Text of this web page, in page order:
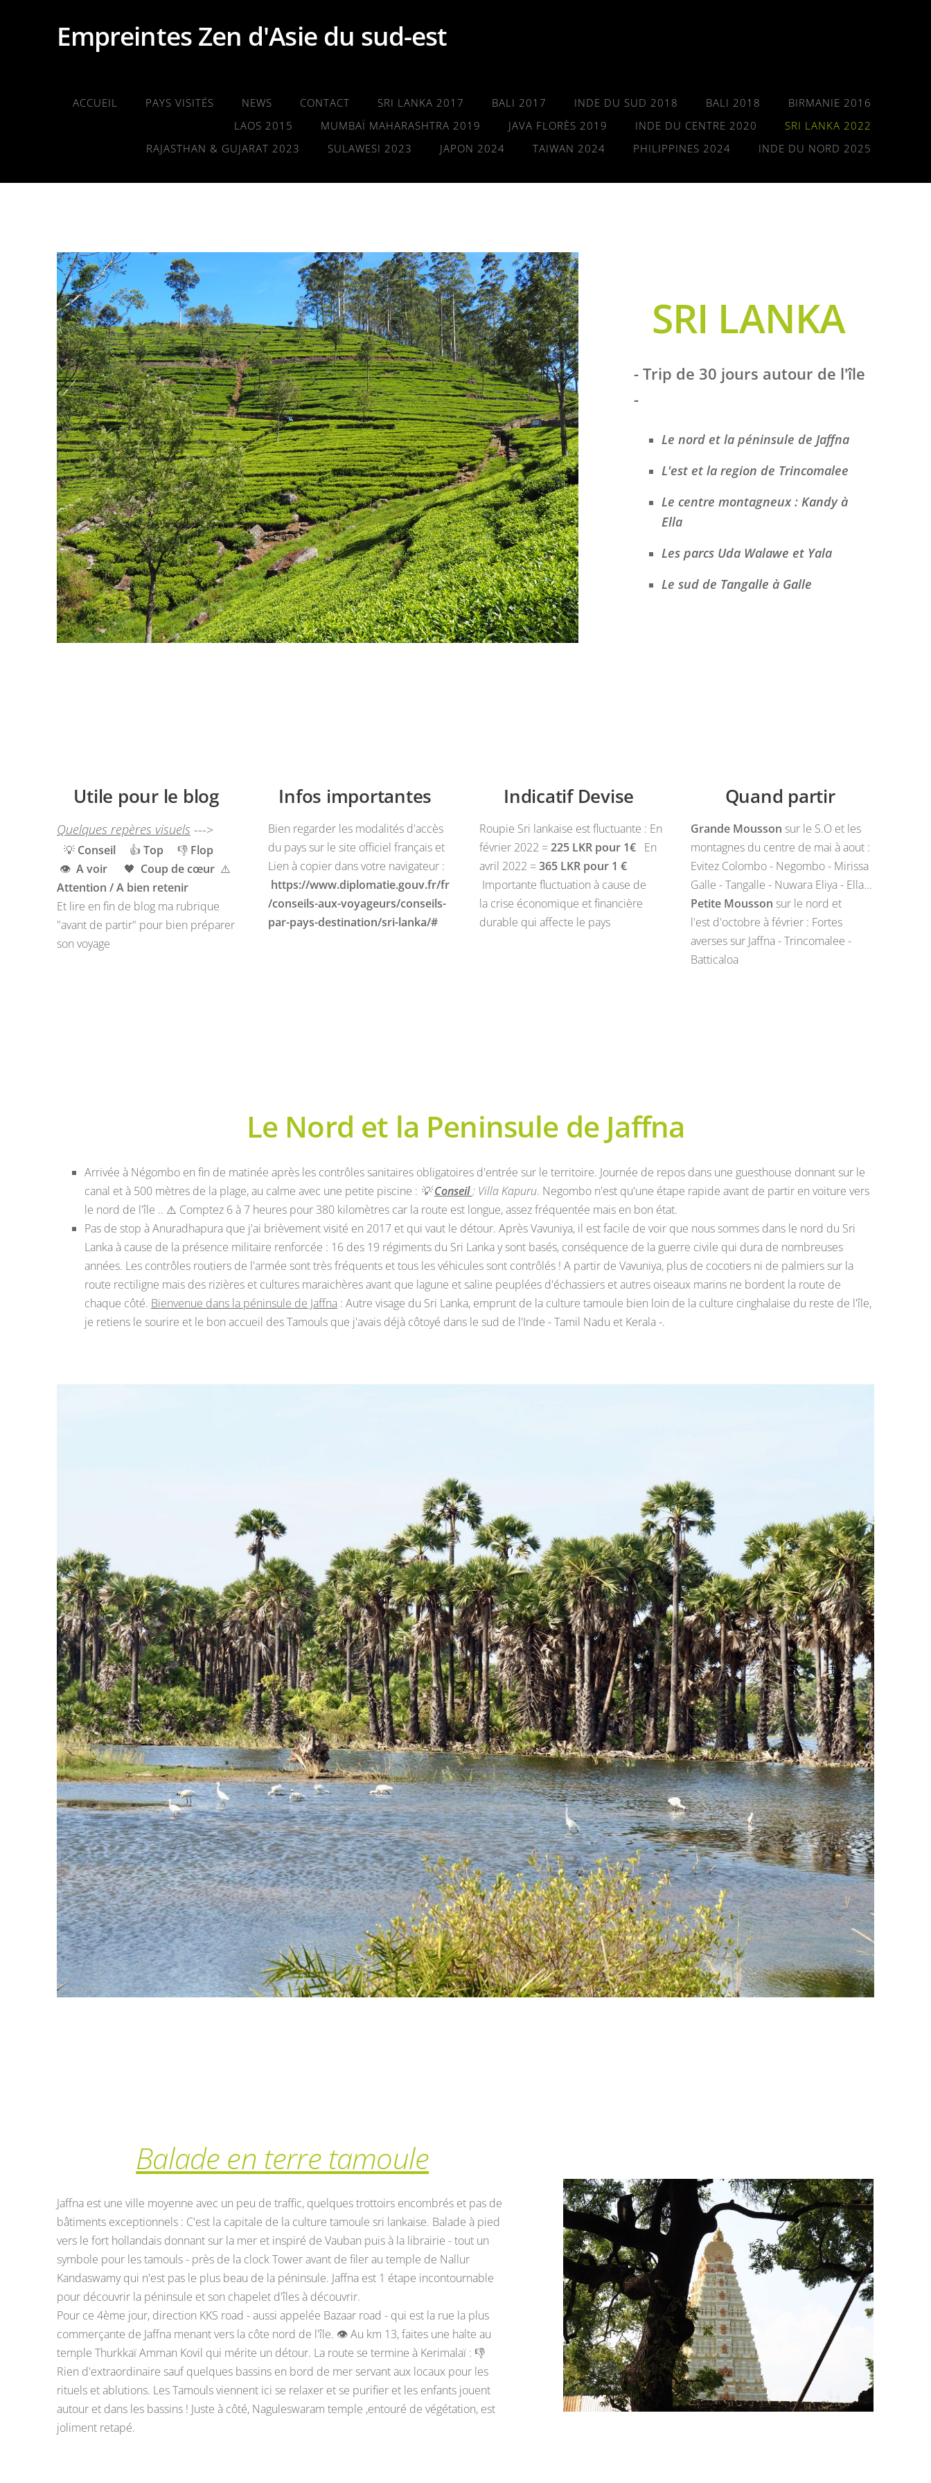
Empreintes Zen d'Asie du sud-est
ACCUEIL PAYS VISITÉS NEWS CONTACT SRI LANKA 2017 BALI 2017 INDE DU SUD 2018 BALI 2018
BIRMANIE 2016
LAOS 2015
MUMBAÏ MAHARASHTRA 2019 JAVA FLORÈS 2019 INDE DU CENTRE 2020
SRI LANKA 2022
RAJASTHAN & GUJARAT 2023
SULAWESI 2023 JAPON 2024 TAIWAN 2024 PHILIPPINES 2024 INDE DU NORD 2025
SRI LANKA
- Trip de 30 jours autour de l'île
-
Le nord et la péninsule de Jaffna
L'est et la region de Trincomalee
Le centre montagneux : Kandy à
Ella
Les parcs Uda Walawe et Yala
Le sud de Tangalle à Galle
Utile pour le blog
Quelques repères visuels --->
💡 Conseil 👍 Top 👎 Flop
👁️ A voir 🖤 Coup de cœur ⚠️
Attention / A bien retenir
Et lire en fin de blog ma rubrique
"avant de partir" pour bien préparer
son voyage
Infos importantes
Bien regarder les modalités d'accès
du pays sur le site officiel français et
Lien à copier dans votre navigateur :
https://www.diplomatie.gouv.fr/fr
/conseils-aux-voyageurs/conseils-
par-pays-destination/sri-lanka/#
Indicatif Devise
Roupie Sri lankaise est fluctuante : En
février 2022 =225 LKR pour 1€ En
avril 2022 =365 LKR pour 1 €
Importante fluctuation à cause de
la crise économique et financière
durable qui affecte le pays
Quand partir
Grande Mousson sur le S.O et les
montagnes du centre de mai à aout :
Evitez Colombo - Negombo - Mirissa
Galle - Tangalle - Nuwara Eliya - Ella...
Petite Mousson sur le nord et
l'est d'octobre à février : Fortes
averses sur Jaffna - Trincomalee -
Batticaloa
Le Nord et la Peninsule de Jaffna
Arrivée à Négombo en fin de matinée après les contrôles sanitaires obligatoires d'entrée sur le territoire. Journée de repos dans une guesthouse donnant sur le
canal et à 500 mètres de la plage, au calme avec une petite piscine : 💡Conseil: Villa Kapuru. Negombo n'est qu'une étape rapide avant de partir en voiture vers
le nord de l'île .. ⚠️ Comptez 6 à 7 heures pour 380 kilomètres car la route est longue, assez fréquentée mais en bon état.
Pas de stop à Anuradhapura que j'ai brièvement visité en 2017 et qui vaut le détour. Après Vavuniya, il est facile de voir que nous sommes dans le nord du Sri
Lanka à cause de la présence militaire renforcée : 16 des 19 régiments du Sri Lanka y sont basés, conséquence de la guerre civile qui dura de nombreuses
années. Les contrôles routiers de l'armée sont très fréquents et tous les véhicules sont contrôlés ! A partir de Vavuniya, plus de cocotiers ni de palmiers sur la
route rectiligne mais des rizières et cultures maraichères avant que lagune et saline peuplées d'échassiers et autres oiseaux marins ne bordent la route de
chaque côté. Bienvenue dans la péninsule de Jaffna : Autre visage du Sri Lanka, emprunt de la culture tamoule bien loin de la culture cinghalaise du reste de l'île,
je retiens le sourire et le bon accueil des Tamouls que j'avais déjà côtoyé dans le sud de l'Inde - Tamil Nadu et Kerala -.
Balade en terre tamoule
Jaffna est une ville moyenne avec un peu de traffic, quelques trottoirs encombrés et pas de
bâtiments exceptionnels : C'est la capitale de la culture tamoule sri lankaise. Balade à pied
vers le fort hollandais donnant sur la mer et inspiré de Vauban puis à la librairie - tout un
symbole pour les tamouls - près de la clock Tower avant de filer au temple de Nallur
Kandaswamy qui n'est pas le plus beau de la péninsule. Jaffna est 1 étape incontournable
pour découvrir la péninsule et son chapelet d'îles à découvrir.
Pour ce 4ème jour, direction KKS road - aussi appelée Bazaar road - qui est la rue la plus
commerçante de Jaffna menant vers la côte nord de l'île. 👁️Au km 13, faites une halte au
temple Thurkkaï Amman Kovil qui mérite un détour. La route se termine à Kerimalaï : 👎
Rien d'extraordinaire sauf quelques bassins en bord de mer servant aux locaux pour les
rituels et ablutions. Les Tamouls viennent ici se relaxer et se purifier et les enfants jouent
autour et dans les bassins ! Juste à côté, Naguleswaram temple ,entouré de végétation, est
joliment retapé.